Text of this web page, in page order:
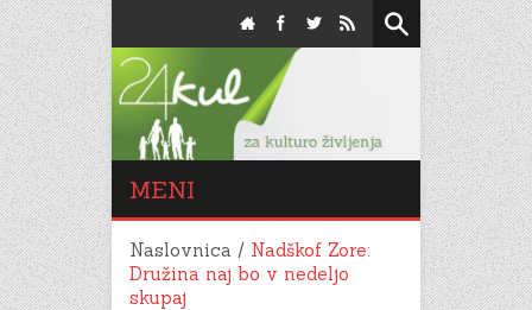
MENI
Naslovnica / Nadškof Zore:
Družina naj bo v nedeljo
skupaj